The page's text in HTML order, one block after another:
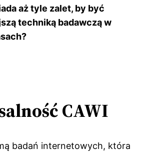
aż tyle zalet, by być
techniką badawczą w
CAWI
badań internetowych, która